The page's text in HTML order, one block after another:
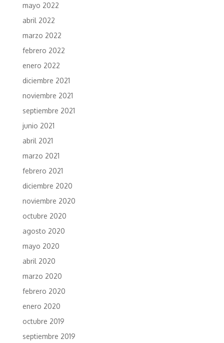
mayo 2022
abril 2022
marzo 2022
febrero 2022
enero 2022
diciembre 2021
noviembre 2021
septiembre 2021
junio 2021
abril 2021
marzo 2021
febrero 2021
diciembre 2020
noviembre 2020
octubre 2020
agosto 2020
mayo 2020
abril 2020
marzo 2020
febrero 2020
enero 2020
octubre 2019
septiembre 2019